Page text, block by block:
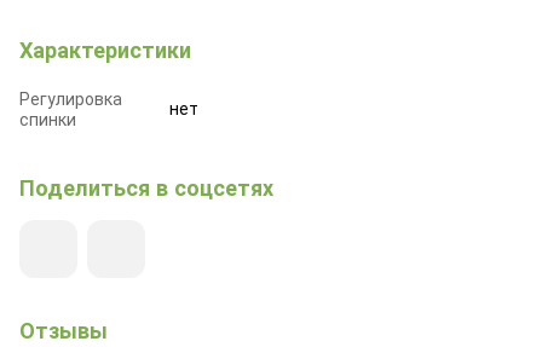
Характеристики
Регулировка
спинки
нет
Поделиться в соцсетях
Отзывы